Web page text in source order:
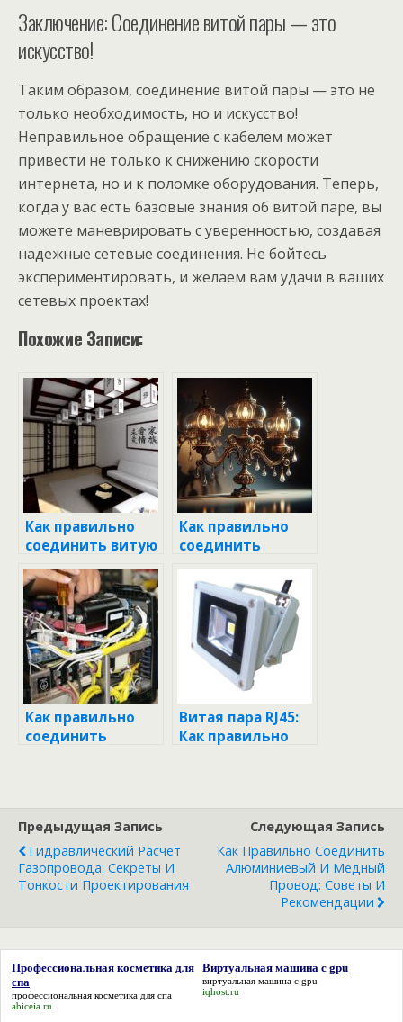
Заключение: Соединение витой пары — это
искусство!
Таким образом, соединение витой пары — это не
только необходимость, но и искусство!
Неправильное обращение с кабелем может
привести не только к снижению скорости
интернета, но и к поломке оборудования. Теперь,
когда у вас есть базовые знания об витой паре, вы
можете маневрировать с уверенностью, создавая
надежные сетевые соединения. Не бойтесь
экспериментировать, и желаем вам удачи в ваших
сетевых проектах!
Похожие Записи:
Как правильно
соединить витую
пару: пошаговое
руководство для
мастеров и
новичков
Как правильно
соединить
алюминиевый и
медный провод:
советы и
рекомендации
Как правильно
соединить
распространенны
е ошибки
Витая пара RJ45:
Как правильно
Предыдущая Запись
Гидравлический Расчет
Газопровода: Секреты И
Тонкости Проектирования
Следующая Запись
Как Правильно Соединить
Алюминиевый И Медный
Провод: Советы И
Рекомендации
Профессиональная косметика для
спа
профессиональная косметика для спа
abiceia.ru
Виртуальная машина с gpu
виртуальная машина с gpu
iqhost.ru